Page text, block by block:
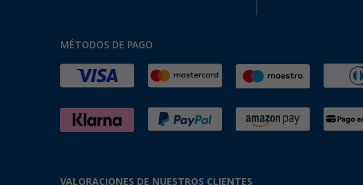
MÉTODOS DE PAGO
VALORACIONES DE NUESTROS CLIENTES